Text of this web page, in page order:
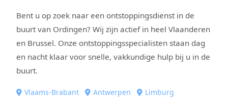
Bent u op zoek naar een ontstoppingsdienst in de
buurt van Ordingen? Wij zijn actief in heel Vlaanderen
en Brussel. Onze ontstoppingsspecialisten staan dag
en nacht klaar voor snelle, vakkundige hulp bij u in de
buurt.
Vlaams-Brabant Antwerpen
Limburg